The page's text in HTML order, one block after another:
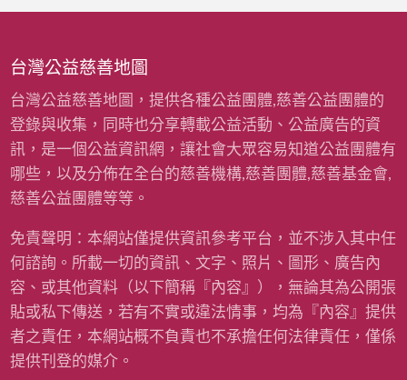
〉
募
資
計
畫
(
雨
揚
慈
金
會
)
〉
中
台灣公益慈善地圖
台灣公益慈善地圖，提供各種公益團體,慈善公益團體的
登錄與收集，同時也分享轉載公益活動、公益廣告的資
訊，是一個公益資訊網，讓社會大眾容易知道公益團體有
哪些，以及分佈在全台的慈善機構,慈善團體,慈善基金會,
慈善公益團體等等。
免責聲明：本網站僅提供資訊參考平台，並不涉入其中任
何諮詢。所載一切的資訊、文字、照片、圖形、廣告內
容、或其他資料（以下簡稱『內容』），無論其為公開張
貼或私下傳送，若有不實或違法情事，均為『內容』提供
者之責任，本網站概不負責也不承擔任何法律責任，僅係
提供刊登的媒介。